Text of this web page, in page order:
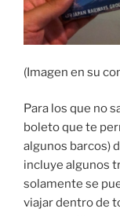
(Imagen en su
Para los que no
boleto que te
algunos barcos)
incluye algunos
solamente se
viajar dentro de